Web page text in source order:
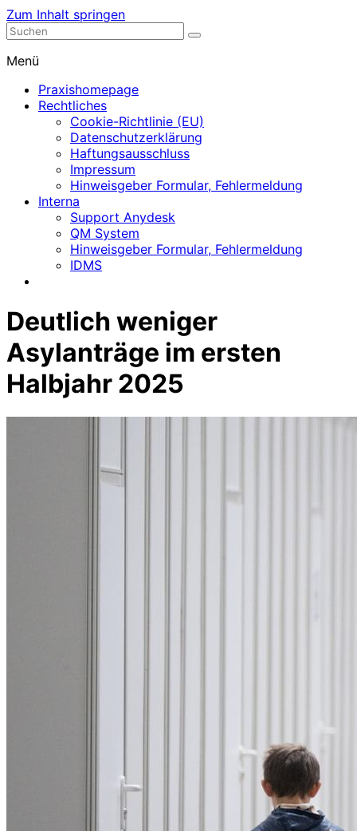
Zum Inhalt springen
Nephrologische Praxis mit Dialyse
Menü
Praxishomepage
Rechtliches
Cookie-Richtlinie (EU)
Datenschutzerklärung
Haftungsausschluss
Impressum
Hinweisgeber Formular, Fehlermeldung
Interna
Support Anydesk
QM System
Hinweisgeber Formular, Fehlermeldung
IDMS
Deutlich weniger
Asylanträge im ersten
Halbjahr 2025